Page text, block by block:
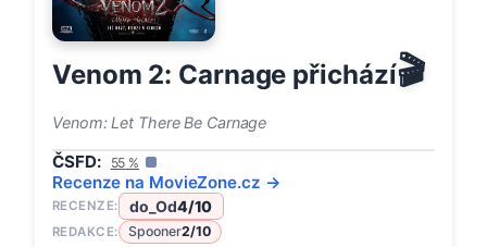
Venom 2: Carnage přichází🎬
Venom: Let There Be Carnage
ČSFD: 55 %
Recenze na MovieZone.cz →
RECENZE: do_Od4/10
REDAKCE: Spooner2/10